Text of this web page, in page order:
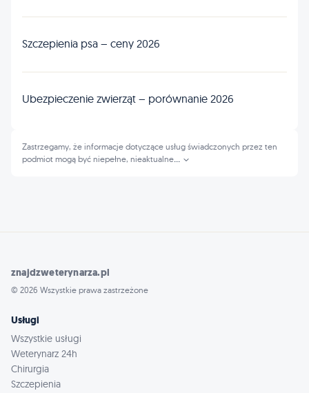
Szczepienia psa – ceny 2026
Ubezpieczenie zwierząt – porównanie 2026
Zastrzegamy, że informacje dotyczące usług świadczonych przez ten
podmiot mogą być niepełne, nieaktualne
znajdzweterynarza.pl
© 2026 Wszystkie prawa zastrzeżone
Usługi
Wszystkie usługi
Weterynarz 24h
Chirurgia
Szczepienia